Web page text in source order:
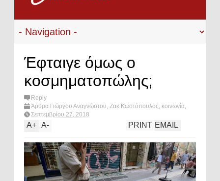
Έφταιγε όμως ο
κοσμηματοπώλης;
Reply
Άρθρα Γιώργου Αναγνώστου, Ζακ Κωστόπουλος, κοινωνία,
κοσμηματοπώλης,ληστεία
Σεπτεμβρίου 27, 2018
A+ A- EMAIL
PRINT